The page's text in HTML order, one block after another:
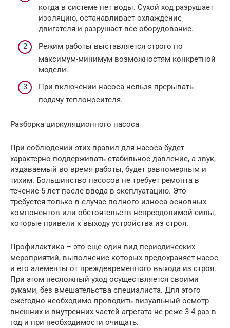
когда в системе нет воды. Сухой ход разрушает
изоляцию, останавливает охлаждение
двигателя и разрушает все оборудование.
Режим работы выставляется строго по
максимум-минимум возможностям конкретной
модели.
При включении насоса нельзя прерывать
подачу теплоносителя.
Разборка циркуляционного насоса
При соблюдении этих правил для насоса будет
характерно поддерживать стабильное давление, а звук,
издаваемый во время работы, будет равномерным и
тихим. Большинство насосов не требует ремонта в
течение 5 лет после ввода в эксплуатацию. Это
требуется только в случае полного износа основных
компонентов или обстоятельств непреодолимой силы,
которые привели к выходу устройства из строя.
Профилактика – это еще один вид периодических
мероприятий, выполнение которых предохраняет насос
и его элементы от преждевременного выхода из строя.
При этом несложный уход осуществляется своими
руками, без вмешательства специалиста. Для этого
ежегодно необходимо проводить визуальный осмотр
внешних и внутренних частей агрегата не реже 3-4 раз в
год и при необходимости очищать.